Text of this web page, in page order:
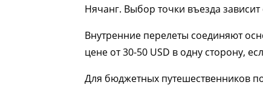
Нячанг. Выбор точки въезда
Внутренние перелеты соединяют
цене от 30-50 USD в одну сторону,
Для бюджетных путешественников